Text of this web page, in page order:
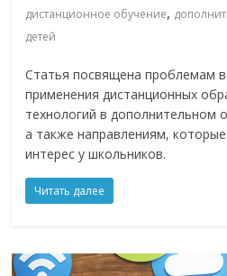
дистанционное обучение,
детей
Статья посвящена проблемам
применения дистанционных
технологий в дополнительном
а также направлениям,
интерес у школьников.
Читать далее